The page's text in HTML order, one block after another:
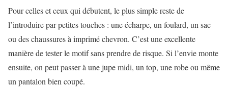
Pour celles et ceux qui débutent, le plus simple reste de
l’introduire par petites touches : une écharpe, un foulard, un sac
ou des chaussures à imprimé chevron. C’est une excellente
manière de tester le motif sans prendre de risque. Si l’envie monte
ensuite, on peut passer à une jupe midi, un top, une robe ou même
un pantalon bien coupé.